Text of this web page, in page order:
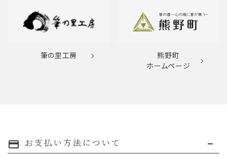
筆の里工房
熊野町
ホームページ
payment お支払い方法について